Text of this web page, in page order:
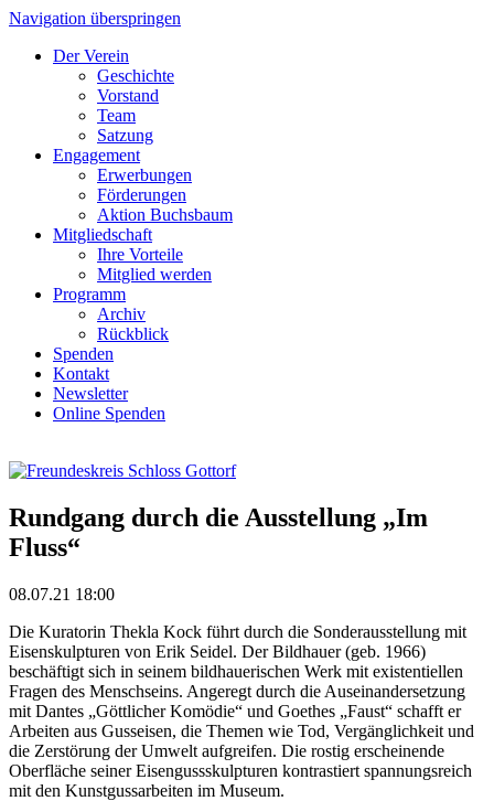
Navigation überspringen
Der Verein
Geschichte
Vorstand
Team
Satzung
Engagement
Erwerbungen
Förderungen
Aktion Buchsbaum
Mitgliedschaft
Ihre Vorteile
Mitglied werden
Programm
Archiv
Rückblick
Spenden
Kontakt
Newsletter
Online Spenden
Rundgang durch die Ausstellung „Im
Fluss“
08.07.21 18:00
Die Kuratorin Thekla Kock führt durch die Sonderausstellung mit
Eisenskulpturen von Erik Seidel. Der Bildhauer (geb. 1966)
beschäftigt sich in seinem bildhauerischen Werk mit existentiellen
Fragen des Menschseins. Angeregt durch die Auseinandersetzung
mit Dantes „Göttlicher Komödie“ und Goethes „Faust“ schafft er
Arbeiten aus Gusseisen, die Themen wie Tod, Vergänglichkeit und
die Zerstörung der Umwelt aufgreifen. Die rostig erscheinende
Oberfläche seiner Eisengussskulpturen kontrastiert spannungsreich
mit den Kunstgussarbeiten im Museum.